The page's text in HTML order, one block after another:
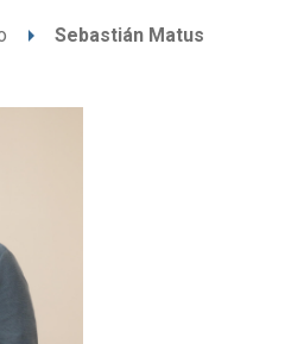
arrow_right Sebastián Matus